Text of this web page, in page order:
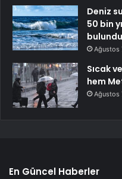
Deniz
50 bin
bulundu
Ağustos
Sıcak
hem
Ağustos
En Güncel Haberler